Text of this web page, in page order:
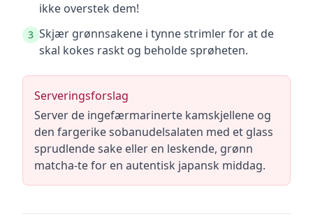
ikke overstek dem!
3 Skjær grønnsakene i tynne strimler for at de
skal kokes raskt og beholde sprøheten.
Serveringsforslag
Server de ingefærmarinerte kamskjellene og
den fargerike sobanudelsalaten med et glass
sprudlende sake eller en leskende, grønn
matcha-te for en autentisk japansk middag.